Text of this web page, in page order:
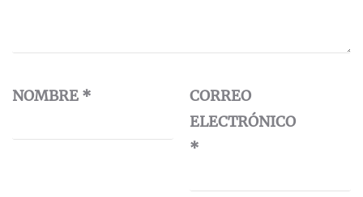
NOMBRE *
CORREO
ELECTRÓNICO
*